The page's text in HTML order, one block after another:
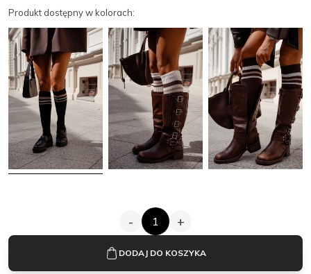
Produkt dostępny w kolorach:
-
ilość
Podkolanówki
w
+
DODAJ DO KOSZYKA